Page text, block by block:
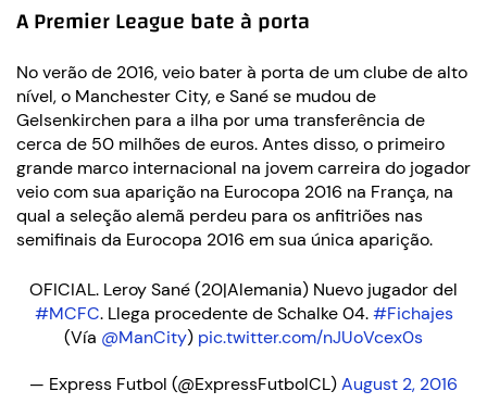
A Premier League bate à porta
No verão de 2016, veio bater à porta de um clube de alto
nível, o Manchester City, e Sané se mudou de
Gelsenkirchen para a ilha por uma transferência de
cerca de 50 milhões de euros. Antes disso, o primeiro
grande marco internacional na jovem carreira do jogador
veio com sua aparição na Eurocopa 2016 na França, na
qual a seleção alemã perdeu para os anfitriões nas
semifinais da Eurocopa 2016 em sua única aparição.
OFICIAL. Leroy Sané (20|Alemania) Nuevo jugador del
#MCFC. Llega procedente de Schalke 04.#Fichajes
(Vía @ManCity) pic.twitter.com/nJUoVcex0s
— Express Futbol (@ExpressFutbolCL)August 2, 2016